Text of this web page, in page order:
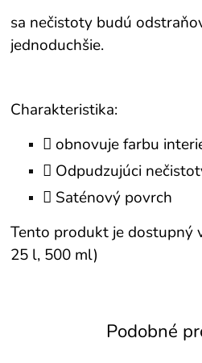
sa nečistoty budú
jednoduchšie.
Charakteristika:
 obnovuje farbu
 Odpudzujúci
 Saténový povrch
Tento produkt je dostupný
25 l, 500 ml)
Podobné